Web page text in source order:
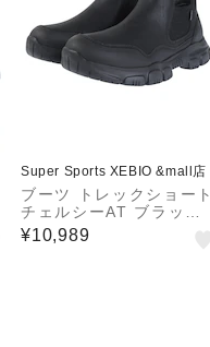
Super Sports XEBIO &mall店
ブーツ トレックショート
チェルシーAT ブラック
SK-216 Black ショート
丈 サイドゴアブーツ 軽
¥10,989